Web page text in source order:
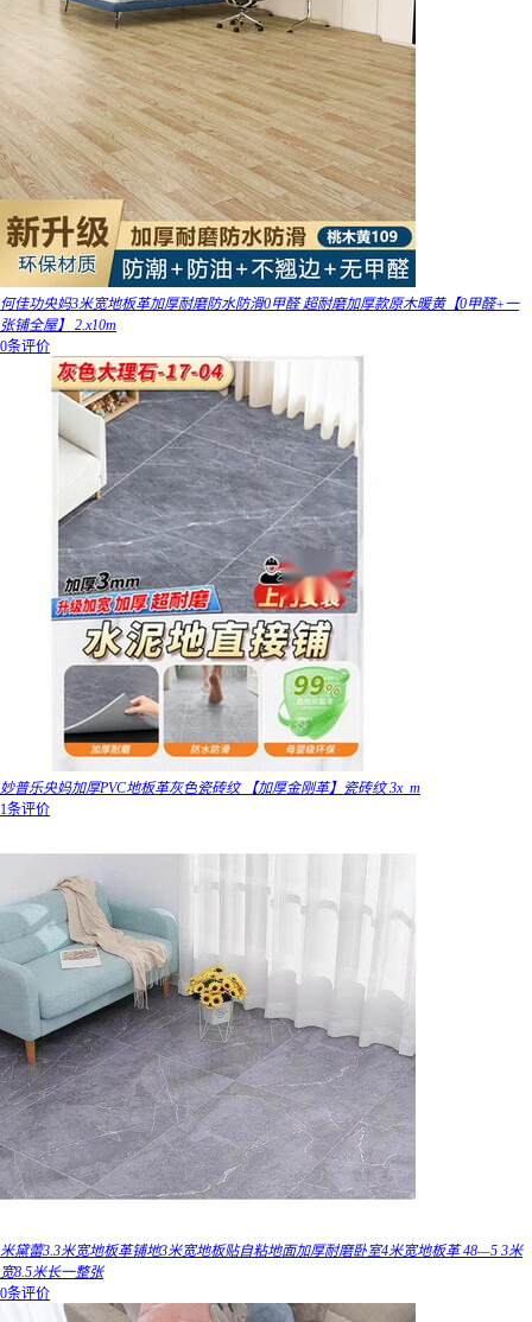
何佳功央妈3米宽地板革加厚耐磨防水防滑0甲醛 超耐磨加厚款原木暖黄【0甲醛+一
张铺全屋】 2.x10m
0条评价
妙普乐央妈加厚PVC地板革灰色瓷砖纹 【加厚金刚革】瓷砖纹 3x_m
1条评价
米黛蕾3.3米宽地板革铺地3米宽地板贴自粘地面加厚耐磨卧室4米宽地板革 48—5 3米
宽8.5米长一整张
0条评价